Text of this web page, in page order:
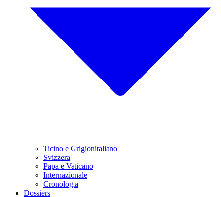
Ticino e Grigionitaliano
Svizzera
Papa e Vaticano
Internazionale
Cronologia
Dossiers